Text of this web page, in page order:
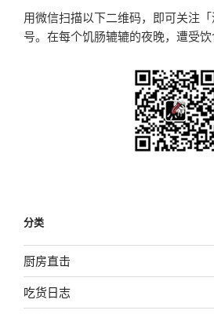
用微信扫描以下二维码，即可关注
号。在每个饥肠辘辘的夜晚，遭受饮
分类
厨房直击
吃货日志